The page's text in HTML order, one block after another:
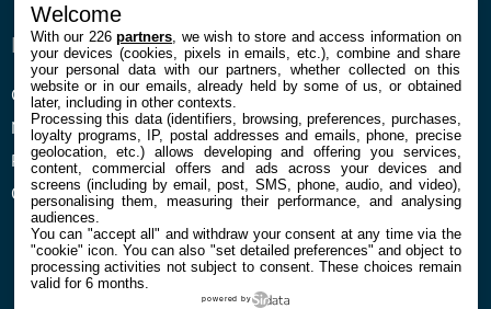
ENTREPRISE
Confidentialité et Cookies
Mentions légales et CGU
Préférences Cookies
Qui sommes nous
À PROPOS
Contact
Welcome
With our 226partners , we wish to store and access information on
your devices (cookies, pixels in emails, etc.), combine and share
your personal data with our partners, whether collected on this
website or in our emails, already held by some of us, or obtained
later, including in other contexts.
Processing this data (identifiers, browsing, preferences, purchases,
loyalty programs, IP, postal addresses and emails, phone, precise
geolocation, etc.) allows developing and offering you services,
content, commercial offers and ads across your devices and
screens (including by email, post, SMS, phone, audio, and video),
personalising them, measuring their performance, and analysing
audiences.
You can "accept all" and withdraw your consent at any time via the
"cookie" icon. You can also "set detailed preferences" and object to
processing activities not subject to consent. These choices remain
valid for 6 months.
powered by